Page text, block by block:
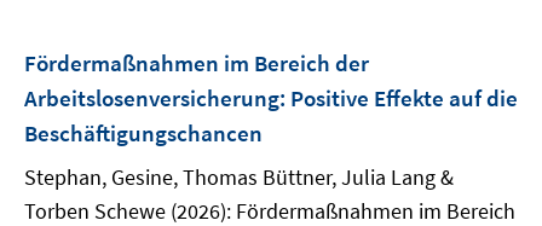
Fördermaßnahmen im Bereich der
Arbeitslosenversicherung: Positive Effekte auf die
Beschäftigungschancen
Stephan, Gesine, Thomas Büttner, Julia Lang &
Torben Schewe (2026): Fördermaßnahmen im Bereich